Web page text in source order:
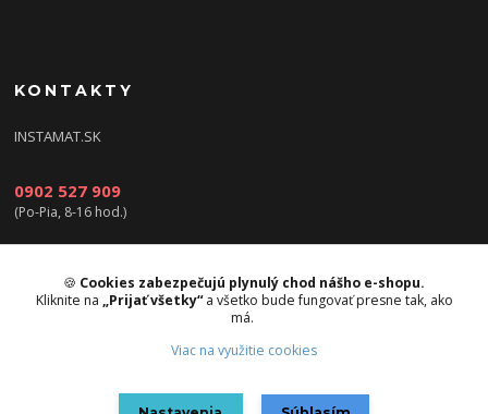
KONTAKTY
INSTAMAT.SK
0902 527 909
(Po-Pia, 8-16 hod.)
info@instamat.sk
🍪 Cookies zabezpečujú plynulý chod nášho e-shopu.
Kliknite na „Prijať všetky“a všetko bude fungovať presne tak, ako
má.
Viac na využitie cookies